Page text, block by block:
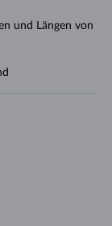
und Längen von